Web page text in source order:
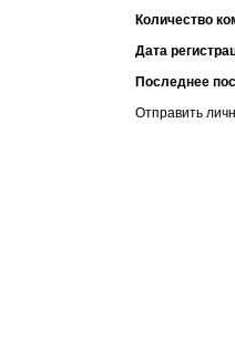
Количество
Дата
Последнее
Отправить